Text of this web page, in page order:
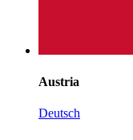
Austria
Deutsch